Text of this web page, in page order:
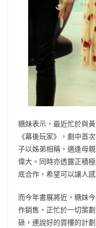
糖妹表示，最近忙於與
《幕後玩家》，劇中首
子以姊弟相稱，適逢母
偉大。同時亦透露正積
底合作，希望可以讓人
而今年書展將近，糖妹
作銷售，正忙於一切策
碌，連說好的買樓的計